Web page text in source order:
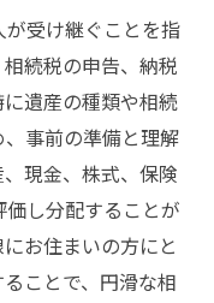
意点
ルを避けるため
のコツ
ブルを避けるた
受け継ぐことを指
続税の申告、納税
遺産の種類や相続
事前の準備と理解
現金、株式、保険
し分配することが
お住まいの方にと
ことで、円滑な相